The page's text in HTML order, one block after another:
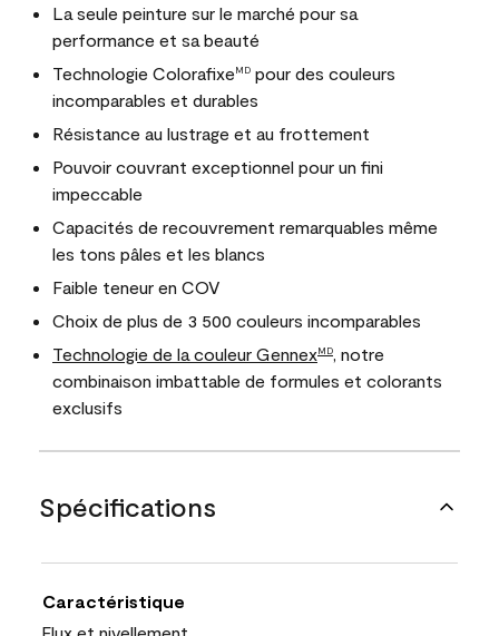
La seule peinture sur le marché pour sa
performance et sa beauté
Technologie Colorafixe MD pour des couleurs
incomparables et durables
Résistance au lustrage et au frottement
Pouvoir couvrant exceptionnel pour un fini
impeccable
Capacités de recouvrement remarquables même
les tons pâles et les blancs
Faible teneur en COV
Choix de plus de 3 500 couleurs incomparables
Technologie de la couleur GennexMD
, notre
combinaison imbattable de formules et colorants
exclusifs
Spécifications
Caractéristique
Flux et nivellement